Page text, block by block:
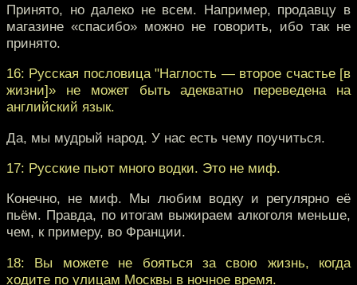
Принято, но далеко не всем. Например, продавцу в
магазине «спасибо» можно не говорить, ибо так не
принято.
16: Русская пословица "Наглость — второе счастье [в
жизни]» не может быть адекватно переведена на
английский язык.
Да, мы мудрый народ. У нас есть чему поучиться.
17: Русские пьют много водки. Это не миф.
Конечно, не миф. Мы любим водку и регулярно её
пьём. Правда, по итогам выжираем алкоголя меньше,
чем, к примеру, во Франции.
18: Вы можете не бояться за свою жизнь, когда
ходите по улицам Москвы в ночное время.